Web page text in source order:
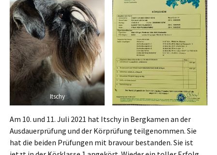
Itschy
Am 10. und 11. Juli 2021 hat Itschy in Bergkamen an der
Ausdauerprüfung und der Körprüfung teilgenommen. Sie
hat die beiden Prüfungen mit bravour bestanden. Sie ist